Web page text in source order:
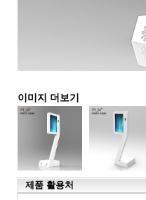
이미지 더보기
제품 활용처